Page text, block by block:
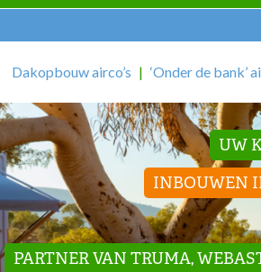
Dakopbouw airco’s ‘Onder de bank’
UW
INBOUWEN
PARTNER VAN TRUMA,